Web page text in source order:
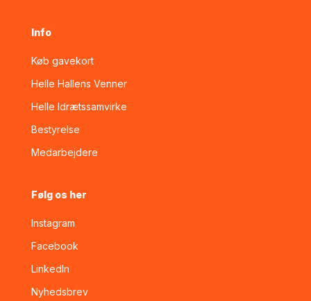
Info
Køb gavekort
Helle Hallens Venner
Helle Idrætssamvirke
Bestyrelse
Medarbejdere
Følg os her
Instagram
Facebook
LinkedIn
Nyhedsbrev